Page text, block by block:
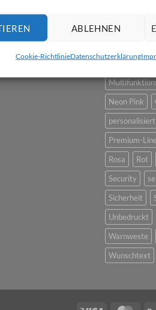
ABLEHNEN
Cookie-RichtlinieDatenschutzerklärung
Blau
C470
L/XL
Logo
Neon Pink
personalisiert
Premium-Line
Rosa
Rot
Security
Sicherheit
Unbedruckt
Warnweste
Wunschtext